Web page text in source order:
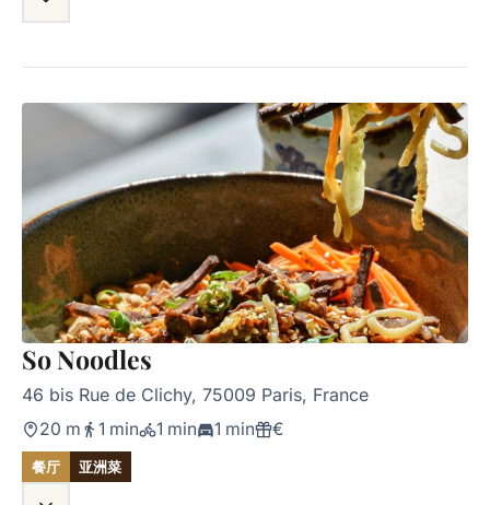
So Noodles
46 bis Rue de Clichy, 75009 Paris, France
20 m 1 min 1 min 1 min €
餐厅 亚洲菜